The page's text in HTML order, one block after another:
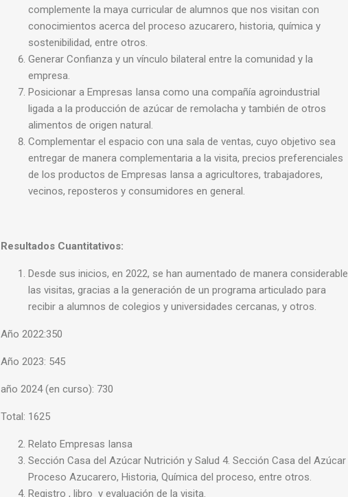
complemente la maya curricular de alumnos que nos visitan con
conocimientos acerca del proceso azucarero, historia, química y
sostenibilidad, entre otros.
Generar Confianza y un vínculo bilateral entre la comunidad y la
empresa.
Posicionar a Empresas Iansa como una compañía agroindustrial
ligada a la producción de azúcar de remolacha y también de otros
alimentos de origen natural.
Complementar el espacio con una sala de ventas, cuyo objetivo sea
entregar de manera complementaria a la visita, precios preferenciales
de los productos de Empresas Iansa a agricultores, trabajadores,
vecinos, reposteros y consumidores en general.
Resultados Cuantitativos:
Desde sus inicios, en 2022, se han aumentado de manera considerable
las visitas, gracias a la generación de un programa articulado para
recibir a alumnos de colegios y universidades cercanas, y otros.
Año 2022:350
Año 2023: 545
año 2024 (en curso): 730
Total: 1625
Relato Empresas Iansa
Sección Casa del Azúcar Nutrición y Salud 4. Sección Casa del Azúcar
Proceso Azucarero, Historia, Química del proceso, entre otros.
Registro , libro y evaluación de la visita.